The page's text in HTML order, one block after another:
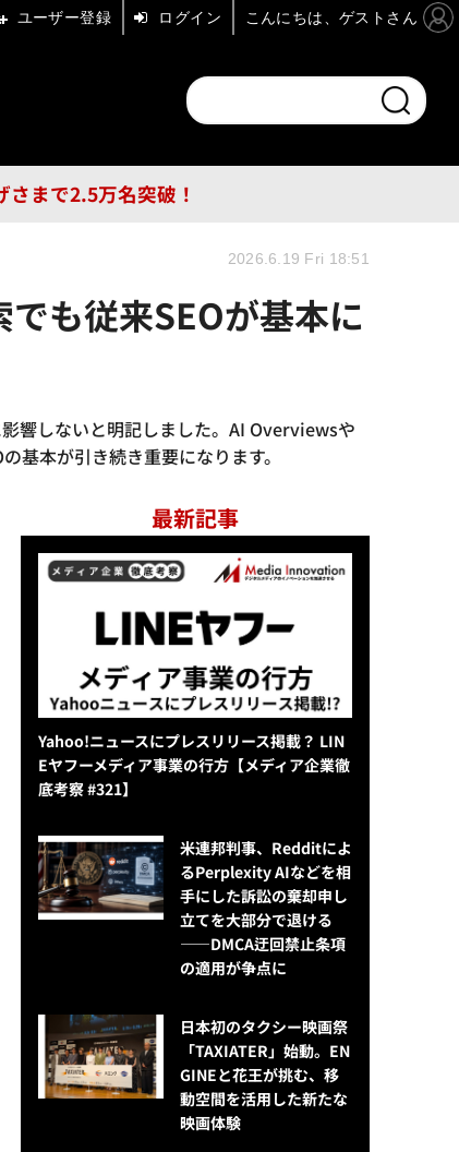
まで2.5万名突破！
ャンネル
エム その他
も従来SEOが基本に
響しないと明記しました。AI Overviewsや
基本が引き続き重要になります。
2026.6.19 Fri 18:51
最新記事
Yahoo!ニュースにプレスリリース掲載？ LIN
Eヤフーメディア事業の行方【メディア企業徹
底考察 #321】
米連邦判事、Redditによ
るPerplexity AIなどを相
手にした訴訟の棄却申し
立てを大部分で退ける
——DMCA迂回禁止条項
の適用が争点に
日本初のタクシー映画祭
「TAXIATER」始動。EN
GINEと花王が挑む、移
動空間を活用した新たな
映画体験
ユーザー登録 ログイン こんにちは、ゲストさん